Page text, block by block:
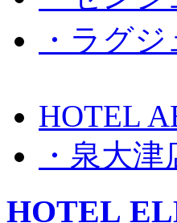
・ラグ
HOTEL
・泉大津
HOTEL